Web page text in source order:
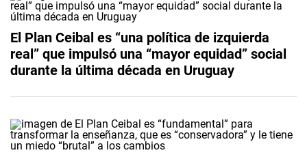
El Plan Ceibal es “una política de izquierda
real” que impulsó una “mayor equidad” social
durante la última década en Uruguay